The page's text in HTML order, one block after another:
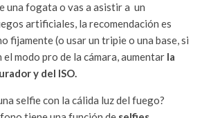
una fogata o vas a asistir a un
artificiales, la recomendación es
fijamente (o usar un tripie o una base, si
el modo pro de la cámara, aumentar la
y del ISO.
selfie con la cálida luz del fuego?